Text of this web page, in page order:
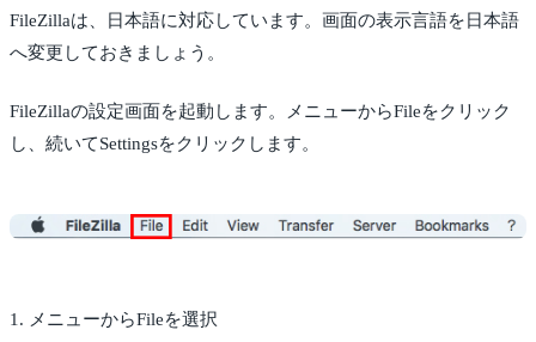
FileZillaは、日本語に対応しています。画面の表示言語を日本語
へ変更しておきましょう。
FileZillaの設定画面を起動します。メニューからFileをクリック
し、続いてSettingsをクリックします。
1. メニューからFileを選択